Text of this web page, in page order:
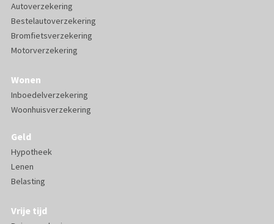
Autoverzekering
Bestelautoverzekering
Bromfietsverzekering
Motorverzekering
Wonen
Inboedelverzekering
Woonhuisverzekering
Geld
Hypotheek
Lenen
Belasting
Vrije tijd